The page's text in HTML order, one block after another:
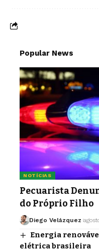
Popular News
NOTÍCIAS
Pecuarista
do Próprio Filho
Diego Velázquez
Energia
elétrica brasileira